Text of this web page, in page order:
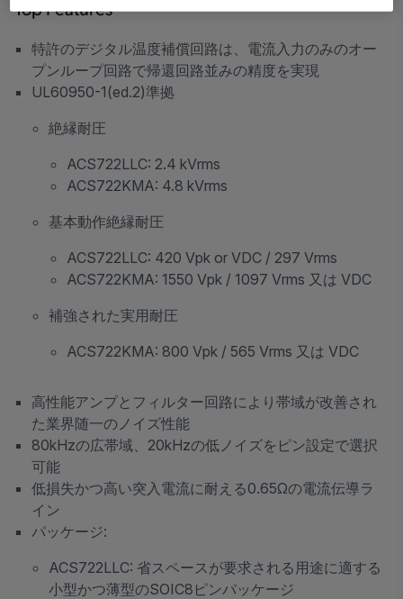
Top Features
特許のデジタル温度補償回路は、電流入力のみのオー
プンループ回路で帰還回路並みの精度を実現
UL60950-1(ed.2)準拠
絶縁耐圧
ACS722LLC: 2.4 kVrms
ACS722KMA: 4.8 kVrms
基本動作絶縁耐圧
ACS722LLC: 420 Vpk or VDC / 297 Vrms
ACS722KMA: 1550 Vpk / 1097 Vrms 又は VDC
補強された実用耐圧
ACS722KMA: 800 Vpk / 565 Vrms 又は VDC
高性能アンプとフィルター回路により帯域が改善され
た業界随一のノイズ性能
80kHzの広帯域、20kHzの低ノイズをピン設定で選択
可能
低損失かつ高い突入電流に耐える0.65Ωの電流伝導ラ
イン
パッケージ:
ACS722LLC: 省スペースが要求される用途に適する
小型かつ薄型のSOIC8ピンパッケージ